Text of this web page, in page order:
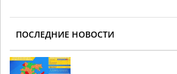
ПОСЛЕДНИЕ НОВОСТИ